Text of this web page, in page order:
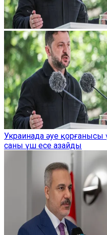
Украинада әуе
саны үш есе азайды